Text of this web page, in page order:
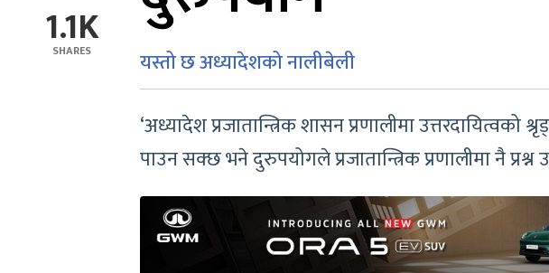
1.1K
SHARES
यस्तो छ अध्यादेशको नालीबेली
‘अध्यादेश प्रजातान्त्रिक शासन प्रणालीमा
पाउन सक्छ भने दुरुपयोगले प्रजातान्त्रिक प्रणालीमा नै प्रश्न